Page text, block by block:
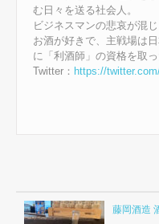
む日々を送る社会人。
ビジネスマンの悲哀が混
お酒が好きで、主戦場は
に「利酒師」の資格を取
Twitter： https://
藤岡酒造